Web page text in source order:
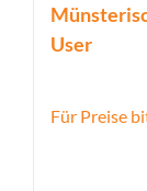
User
Für Preise